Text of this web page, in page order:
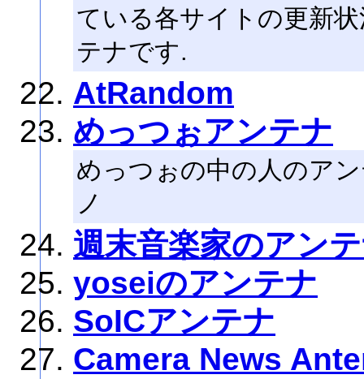
ている各サイトの更新
テナです.
AtRandom
めっつぉアンテナ
めっつぉの中の人のア
ノ
週末音楽家のアン
yoseiのアンテナ
SoICアンテナ
Camera News